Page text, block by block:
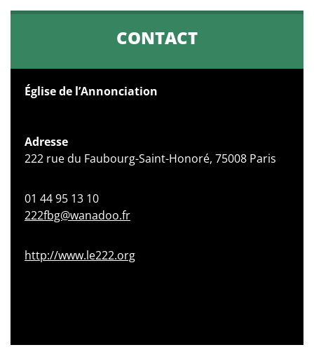
CONTACT
Église de l’Annonciation
Adresse
222 rue du Faubourg-Saint-Honoré, 75008 Paris
01 44 95 13 10
222fbg@wanadoo.fr
http://www.le222.org